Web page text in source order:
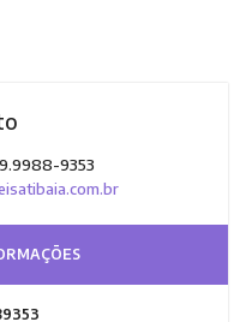
9.9988-9353